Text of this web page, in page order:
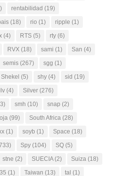
rentabilidad (19)
(18) rio (1) ripple (1)
(4) RTS (5) rty (6)
RVX (18) sami (1) San (4)
semis (267) sgg (1)
Shekel (5) shy (4) sid (19)
(4) Silver (276)
smh (10) snap (2)
(99) South Africa (28)
(1) soyb (1) Space (18)
Spy (104) SQ (5)
stne (2) SUECIA(2) Suiza (18)
(1) Taiwan (13) tal (1)